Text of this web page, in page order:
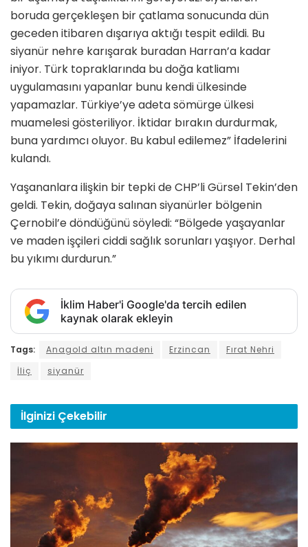
boruda gerçekleşen bir çatlama sonucunda dün
geceden itibaren dışarıya aktığı tespit edildi. Bu
siyanür nehre karışarak buradan Harran’a kadar
iniyor. Türk topraklarında bu doğa katliamı
uygulamasını yapanlar bunu kendi ülkesinde
yapamazlar. Türkiye’ye adeta sömürge ülkesi
muamelesi gösteriliyor. İktidar bırakın durdurmak,
buna yardımcı oluyor. Bu kabul edilemez” İfadelerini
kulandı.
Yaşananlara ilişkin bir tepki de CHP’li Gürsel Tekin’den
geldi. Tekin, doğaya salınan siyanürler bölgenin
Çernobil’e döndüğünü söyledi: “Bölgede yaşayanlar
ve maden işçileri ciddi sağlık sorunları yaşıyor. Derhal
bu yıkımı durdurun.”
İklim Haber'i Google'da tercih edilen
kaynak olarak ekleyin
Tags: Anagold altın madeni Erzincan
Fırat Nehri
İliç
siyanür
İlginizi Çekebilir